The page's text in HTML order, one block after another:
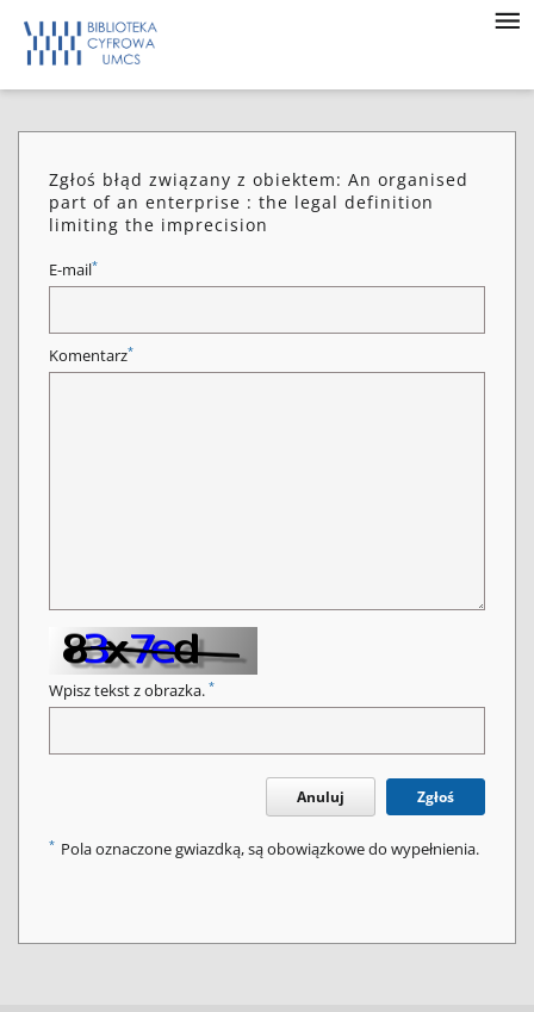
Zgłoś błąd związany z obiektem: An organised
part of an enterprise : the legal definition
limiting the imprecision
E-mail*
Komentarz*
Wpisz tekst z obrazka. *
Anuluj Zgłoś
* Pola oznaczone gwiazdką, są obowiązkowe do wypełnienia.